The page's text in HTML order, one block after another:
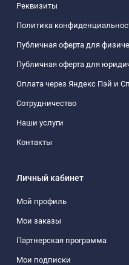
Реквизиты
Политика
Публичная оферта для
Публичная оферта для
Оплата через Яндекс Пэй и
Сотрудничество
Наши услуги
Контакты
Личный кабинет
Мой профиль
Мои заказы
Партнерская программа
Мои подписки